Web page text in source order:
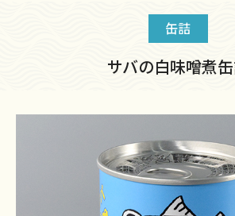
缶詰
サバの白味噌煮